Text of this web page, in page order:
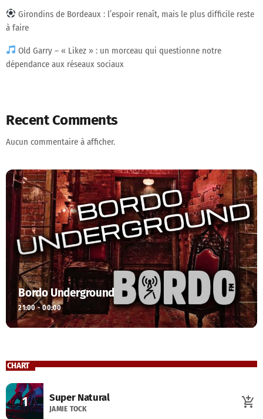
Girondins de Bordeaux : l’espoir renaît, mais le plus difficile reste
à faire
Old Garry – « Likez » : un morceau qui questionne notre
dépendance aux réseaux sociaux
Recent Comments
Aucun commentaire à afficher.
Bordo Underground
21:00 - 00:00
CHART
1 Super Natural
JAMIE TOCK add_shopping_cart